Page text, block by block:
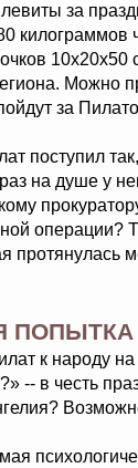
за
килограммов
10х20х50
Можно
за
поступил
на душе у
операции?
протянулась
ПОПЫТКА
к народу
-- в честь